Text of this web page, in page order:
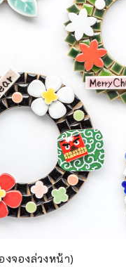
งจองล่วงหน้า)